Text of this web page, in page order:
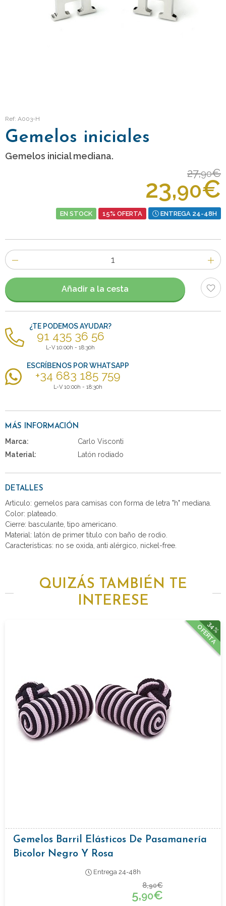
Ref: A003-H
Gemelos iniciales
Gemelos inicial mediana.
27,90€
23,90€
EN STOCK 15% OFERTA ENTREGA 24-48H
Número
de
artículos
Añadir a la cesta
¿TE PODEMOS AYUDAR?
91 435 36 56
L-V 10:00h - 18:30h
ESCRÍBENOS POR WHATSAPP
+34 683 185 759
L-V 10:00h - 18:30h
MÁS INFORMACIÓN
Marca:
Carlo Visconti
Material:
Latón rodiado
DETALLES
Articulo: gemelos para camisas con forma de letra "h" mediana.
Color: plateado.
Cierre: basculante, tipo americano.
Material: latón de primer titulo con baño de rodio.
Características: no se oxida, anti alérgico, nickel-free.
QUIZÁS TAMBIÉN TE
INTERESE
34%
OFERTA
Gemelos Barril Elásticos De Pasamanería
Bicolor Negro Y Rosa
Entrega 24-48h
8,90€
5,90€